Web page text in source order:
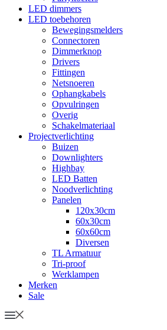
LED dimmers
LED toebehoren
Bewegingsmelders
Connectoren
Dimmerknop
Drivers
Fittingen
Netsnoeren
Ophangkabels
Opvulringen
Overig
Schakelmateriaal
Projectverlichting
Buizen
Downlighters
Highbay
LED Batten
Noodverlichting
Panelen
120x30cm
60x30cm
60x60cm
Diversen
TL Armatuur
Tri-proof
Werklampen
Merken
Sale